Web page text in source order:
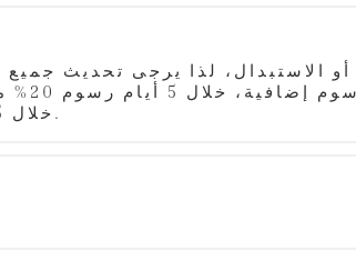
الاستبدال، لذا يرجى تحديث
خلال 15 يومًا رسوم 100%. لا تقبل الإلغاء للطلب السريع.